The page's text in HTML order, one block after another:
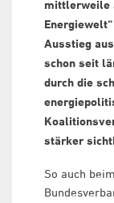
mittlerweile
Ausstieg
schon seit
durch die
stärker
So auch